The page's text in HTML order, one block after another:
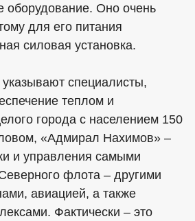
оборудование. Оно очень
для его питания
силовая установка.
специалисты,
теплом и
города с населением 150
«Адмирал Нахимов» –
и управления самыми
флота – другими
авиацией, а также
Фактически – это